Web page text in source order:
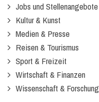
Jobs und Stellenangebote
Kultur & Kunst
Medien & Presse
Reisen & Tourismus
Sport & Freizeit
Wirtschaft & Finanzen
Wissenschaft & Forschung